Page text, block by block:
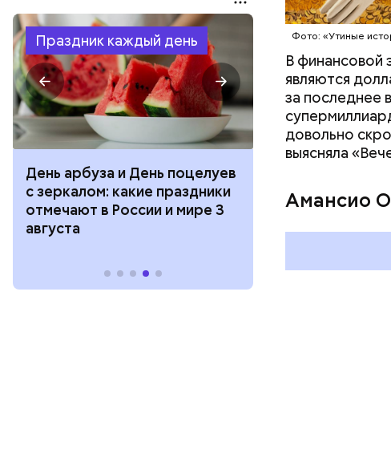
Праздник каждый день
День арбуза и День поцелуев
с зеркалом: какие праздники
отмечают в России и мире 3
августа
День сидения на
подоконниках:
праздники
Фото: «Утиные
В финансовой
являются
за последнее
довольно
выясняла
Амансио
Фото: